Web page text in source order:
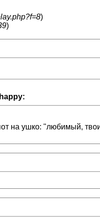
)
)
на ушко: "любимый,